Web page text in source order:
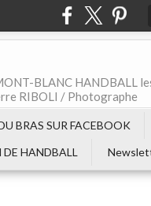
BLANC HANDBALL
RIBOLI / Photographe
BRAS SUR FACEBOOK
HANDBALL